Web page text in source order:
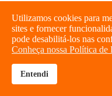
Hídricos, sistema
Constituição
levar em conta que
gerenciadas
brightness_high
Utilizamos cookies para
sites e fornecer
pode desabilitá-los nas
Conheça nossa Política de
Entendi